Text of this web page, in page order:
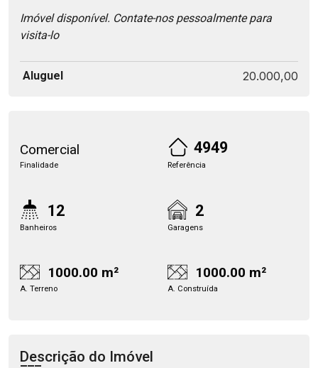
Imóvel disponível. Contate-nos pessoalmente para
visita-lo
Aluguel 20.000,00
Comercial
Finalidade
4949
Referência
12
Banheiros
2
Garagens
1000.00 m²
A. Terreno
1000.00 m²
A. Construída
Descrição do Imóvel